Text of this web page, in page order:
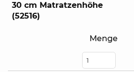
30 cm Matratzenhöhe
(52516)
Menge